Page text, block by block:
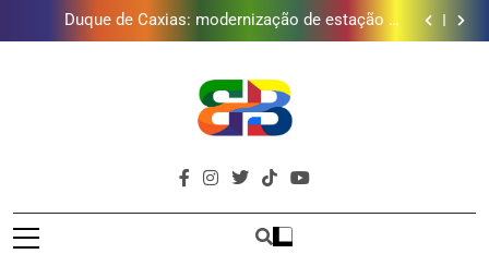
Golfe e fortalece projeto que atende 140 crianças
Duque de Caxias: modernização de estação de
tratamento reforça abastecimento de água
Guanabara tem diversas opções de vinhos para
Lins em Nova Iguaçu neste fim de semana
Japeri renova termo de concessão do Campo de
Golfe e fortalece projeto que atende 140 crianças
Duque de Caxias: modernização de estação de
tratamento reforça abastecimento de água
Guanabara tem diversas opções de vinhos para
presentear o seu pai. Descubra como escolher o que
Gastro Samba reúne Nosso Sentimento e Gustavo
Brava
Baixada
Baixada Fluminense Em Destaque!